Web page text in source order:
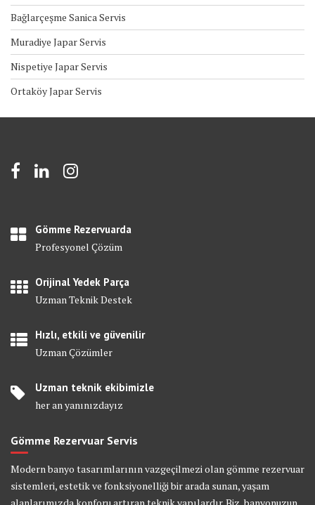
Bağlarçeşme Sanica Servis
Muradiye Japar Servis
Nispetiye Japar Servis
Ortaköy Japar Servis
Gömme Rezervuarda
Profesyonel Çözüm
Orijinal Yedek Parça
Uzman Teknik Destek
Hızlı, etkili ve güvenilir
Uzman Çözümler
Uzman teknik ekibimizle
her an yanınızdayız
Gömme Rezervuar Servis
Modern banyo tasarımlarının vazgeçilmezi olan gömme rezervuar
sistemleri, estetik ve fonksiyonelliği bir arada sunan, yaşam
alanlarımızda konforu artıran teknik yapılardır. Biz, banyonuzun